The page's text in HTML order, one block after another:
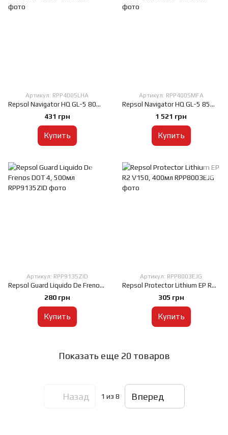
Артикул: RPP4005LHA
Repsol Navigator HQ GL-5 80W-90, 1л
431 грн
Купить
Артикул: RPP4005MFA
Repsol Navigator HQ GL-5 85W-140, 5л
1 521 грн
Купить
Артикул: RPP9135ZID
Repsol Guard Liquido De Frenos DOT 4, 500мл
280 грн
Купить
Артикул: RPP8003EJG
Repsol Protector Lithium EP R2 V150, 400мл
305 грн
Купить
Показать еще 20 товаров
Назад 1 из 8 Вперед